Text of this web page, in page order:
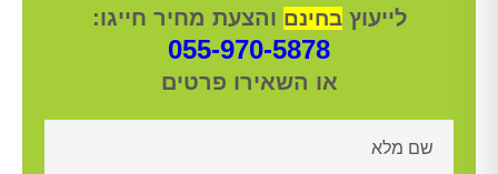
לייעוץבחינם והצעת מחיר חייגו:
055-970-5878
או השאירו פרטים